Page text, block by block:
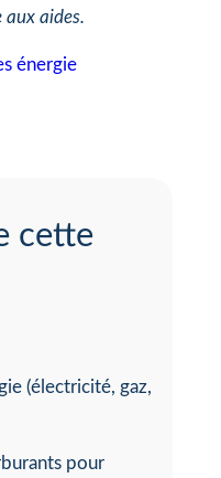
aux aides.
énergie
cette
(électricité, gaz,
pour